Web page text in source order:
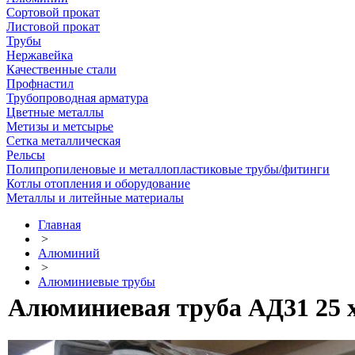
Сортовой прокат
Листовой прокат
Трубы
Нержавейка
Качественные стали
Профнастил
Трубопроводная арматура
Цветные металлы
Метизы и метсырье
Сетка металлическая
Рельсы
Полипропиленовые и металлопластиковые трубы/фитинги
Котлы отопления и оборудование
Металлы и литейные материалы
Главная
>
Алюминий
>
Алюминиевые трубы
Алюминиевая труба АД31 25